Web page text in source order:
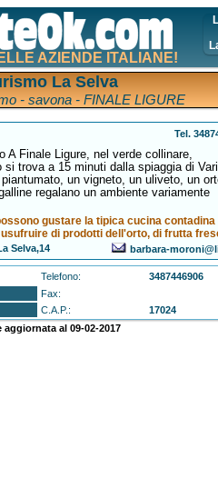
AZIENDE ITALIANE!
La Selva
- savona - FINALE LIGURE
Tel.
A Finale Ligure, nel verde collinare,
si trova a 15 minuti dalla spiaggia di
piantumato, un vigneto, un uliveto, un
regalano un ambiente variamente
gustare la tipica cucina contadina
usufruire di prodotti dell'orto, di frutta
Selva,14 barbara-
Telefono:
3487446906
Fax:
C.A.P.:
17024
aggiornata al 09-02-2017